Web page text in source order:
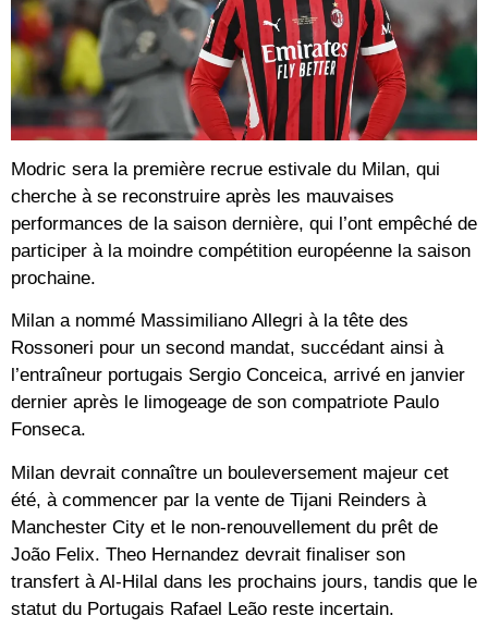
Modric sera la première recrue estivale du Milan, qui
cherche à se reconstruire après les mauvaises
performances de la saison dernière, qui l’ont empêché de
participer à la moindre compétition européenne la saison
prochaine.
Milan a nommé Massimiliano Allegri à la tête des
Rossoneri pour un second mandat, succédant ainsi à
l’entraîneur portugais Sergio Conceica, arrivé en janvier
dernier après le limogeage de son compatriote Paulo
Fonseca.
Milan devrait connaître un bouleversement majeur cet
été, à commencer par la vente de Tijani Reinders à
Manchester City et le non-renouvellement du prêt de
João Felix. Theo Hernandez devrait finaliser son
transfert à Al-Hilal dans les prochains jours, tandis que le
statut du Portugais Rafael Leão reste incertain.